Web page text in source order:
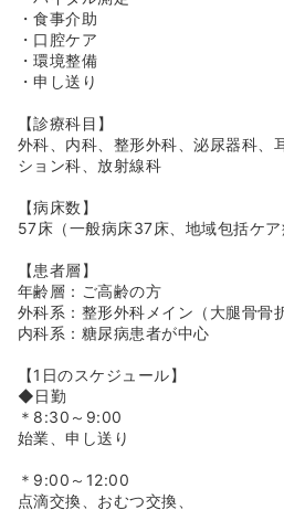
・食事介助
・口腔ケア
・環境整備
・申し送り
【診療科目】
外科、内科、整形外科、泌尿器科、
ション科、放射線科
【病床数】
57床（一般病床37床、地域包括ケア
【患者層】
年齢層：ご高齢の方
外科系：整形外科メイン（大腿骨骨
内科系：糖尿病患者が中心
【1日のスケジュール】
◆日勤
＊8:30～9:00
始業、申し送り
＊9:00～12:00
点滴交換、おむつ交換、